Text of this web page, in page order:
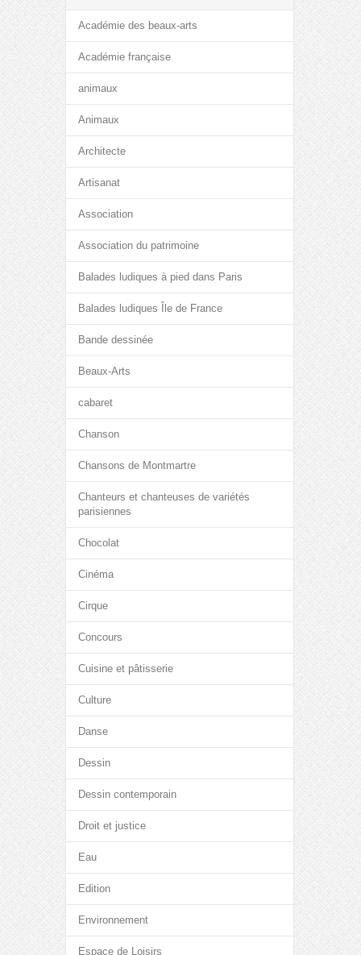
Académie des beaux-arts
Académie française
animaux
Animaux
Architecte
Artisanat
Association
Association du patrimoine
Balades ludiques à pied dans Paris
Balades ludiques Île de France
Bande dessinée
Beaux-Arts
cabaret
Chanson
Chansons de Montmartre
Chanteurs et chanteuses de variétés
parisiennes
Chocolat
Cinéma
Cirque
Concours
Cuisine et pâtisserie
Culture
Danse
Dessin
Dessin contemporain
Droit et justice
Eau
Edition
Environnement
Espace de Loisirs